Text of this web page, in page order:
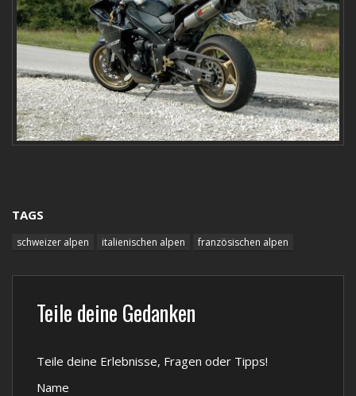
TAGS
schweizer alpen italienischen alpen französischen alpen
Teile deine Gedanken
Teile deine Erlebnisse, Fragen oder Tipps!
Name